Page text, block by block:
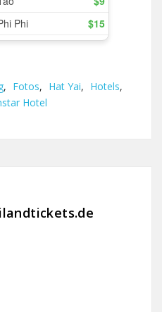
, Fotos, Hat Yai, Hotels,
Hotel